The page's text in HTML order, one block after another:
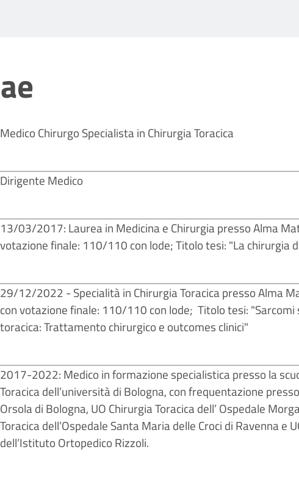
Medico Chirurgo Specialista in Chirurgia Toracica
Dirigente Medico
13/03/2017: Laurea in Medicina e Chirurgia presso Alma
votazione finale: 110/110 con lode; Titolo tesi: "La chirurgia
29/12/2022 - Specialità in Chirurgia Toracica presso Alma
con votazione finale: 110/110 con lode; Titolo tesi:
toracica: Trattamento chirurgico e outcomes clinici"
2017-2022: Medico in formazione specialistica presso la
Toracica dell’università di Bologna, con frequentazione
Orsola di Bologna, UO Chirurgia Toracica dell’ Ospedale
Toracica dell’Ospedale Santa Maria delle Croci di Ravenna e
dell’Istituto Ortopedico Rizzoli.